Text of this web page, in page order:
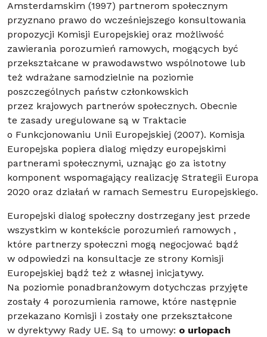
Amsterdamskim (1997) partnerom społecznym
przyznano prawo do wcześniejszego konsultowania
propozycji Komisji Europejskiej oraz możliwość
zawierania porozumień ramowych, mogących być
przekształcane w prawodawstwo wspólnotowe lub
też wdrażane samodzielnie na poziomie
poszczególnych państw członkowskich
przez krajowych partnerów społecznych. Obecnie
te zasady uregulowane są w Traktacie
o Funkcjonowaniu Unii Europejskiej (2007). Komisja
Europejska popiera dialog między europejskimi
partnerami społecznymi, uznając go za istotny
komponent wspomagający realizację Strategii Europa
2020 oraz działań w ramach Semestru Europejskiego.
Europejski dialog społeczny dostrzegany jest przede
wszystkim w kontekście porozumień ramowych ,
które partnerzy społeczni mogą negocjować bądź
w odpowiedzi na konsultacje ze strony Komisji
Europejskiej bądź też z własnej inicjatywy.
Na poziomie ponadbranżowym dotychczas przyjęte
zostały 4 porozumienia ramowe, które następnie
przekazano Komisji i zostały one przekształcone
w dyrektywy Rady UE. Są to umowy: o urlopach